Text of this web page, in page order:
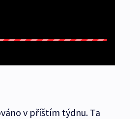
v příštím týdnu. Ta